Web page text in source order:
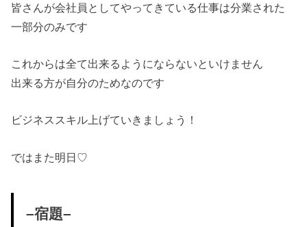
皆さんが会社員としてやってきている仕事は分業された
一部分のみです
これからは全て出来るようにならないといけません
出来る方が自分のためなのです
ビジネススキル上げていきましょう！
ではまた明日♡
–宿題–